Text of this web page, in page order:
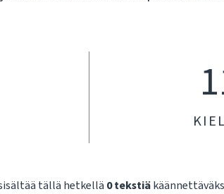
tällä hetkellä 0 tekstiä